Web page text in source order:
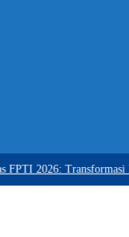
2026: Transformasi